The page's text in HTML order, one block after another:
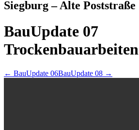
Siegburg – Alte Poststraße
BauUpdate 07
Trockenbauarbeiten
← BauUpdate 06BauUpdate 08 →